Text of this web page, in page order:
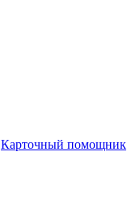
Карточный помощник